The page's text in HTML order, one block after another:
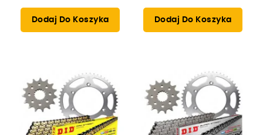
regularna
Dodaj Do Koszyka Dodaj Do Koszyka